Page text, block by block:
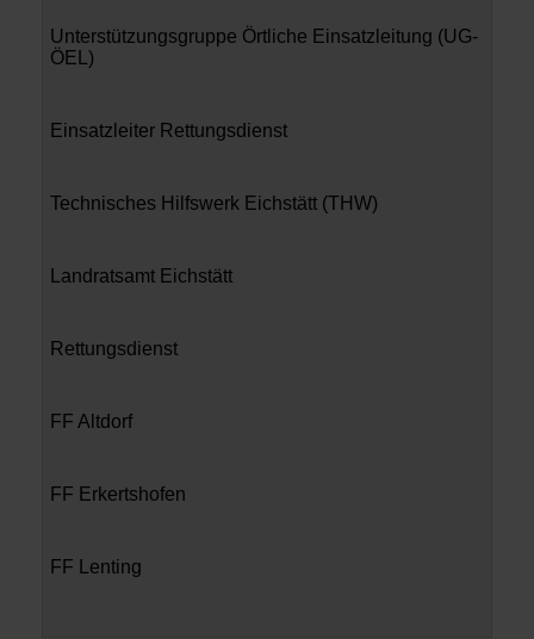
Unterstützungsgruppe Örtliche Einsatzleitung (UG-
ÖEL)
Einsatzleiter Rettungsdienst
Technisches Hilfswerk Eichstätt (THW)
Landratsamt Eichstätt
Rettungsdienst
FF Altdorf
FF Erkertshofen
FF Lenting